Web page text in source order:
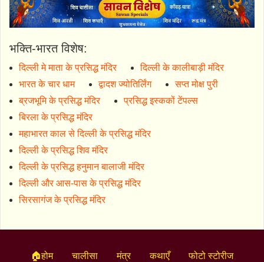
भक्ति-भारत विशेष:
दिल्ली मे माता के प्रसिद्ध मंदिर
दिल्ली के कालीबाड़ी मंदिर
भारत के चार धाम
द्वादश ज्योतिर्लिंग
सप्त मोक्ष पुरी
ब्रजभूमि के प्रसिद्ध मंदिर
प्रसिद्ध इस्ककों टेंपल्स
बिरला के प्रसिद्ध मंदिर
महाभारत काल से दिल्ली के प्रसिद्ध मंदिर
दिल्ली के प्रसिद्ध शिव मंदिर
दिल्ली के प्रसिद्ध हनुमान बालाजी मंदिर
दिल्ली और आस-पास के प्रसिद्ध मंदिर
सिरसागंज के प्रसिद्ध मंदिर
🏠होम चालीसा मंत्र कथाएँ फोटो स्टोरीज